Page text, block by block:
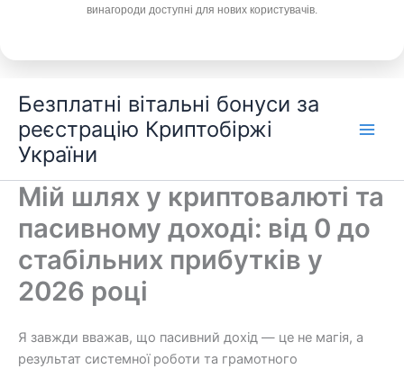
винагороди доступні для нових користувачів.
вмісту
Безплатні вітальні бонуси за
реєстрацію Криптобіржі
України
Мій шлях у криптовалюті та
пасивному доході: від 0 до
стабільних прибутків у
2026 році
Я завжди вважав, що пасивний дохід — це не магія, а
результат системної роботи та грамотного